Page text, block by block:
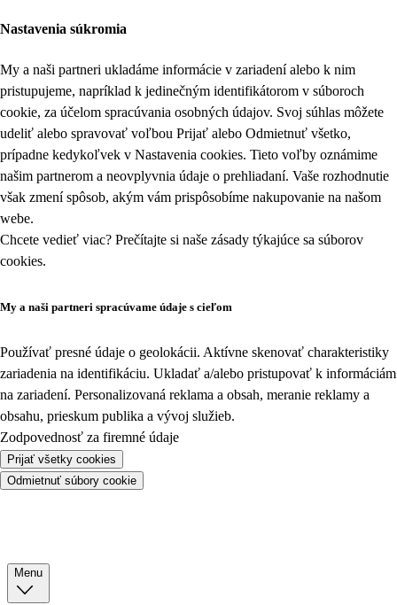
Nastavenia súkromia
My a naši partneri ukladáme informácie v zariadení alebo k nim
pristupujeme, napríklad k jedinečným identifikátorom v súboroch
cookie, za účelom spracúvania osobných údajov. Svoj súhlas môžete
udeliť alebo spravovať voľbou Prijať alebo Odmietnuť všetko,
prípadne kedykoľvek v Nastavenia cookies. Tieto voľby oznámime
našim partnerom a neovplyvnia údaje o prehliadaní. Vaše rozhodnutie
však zmení spôsob, akým vám prispôsobíme nakupovanie na našom
webe.
Chcete vedieť viac? Prečítajte si naše zásady týkajúce sa súborov
cookies.
My a naši partneri spracúvame údaje s cieľom
Používať presné údaje o geolokácii. Aktívne skenovať charakteristiky
zariadenia na identifikáciu. Ukladať a/alebo pristupovať k informáciám
na zariadení. Personalizovaná reklama a obsah, meranie reklamy a
obsahu, prieskum publika a vývoj služieb.
Zodpovednosť za firemné údaje
Prijať všetky cookies
Odmietnuť súbory cookie
Menu